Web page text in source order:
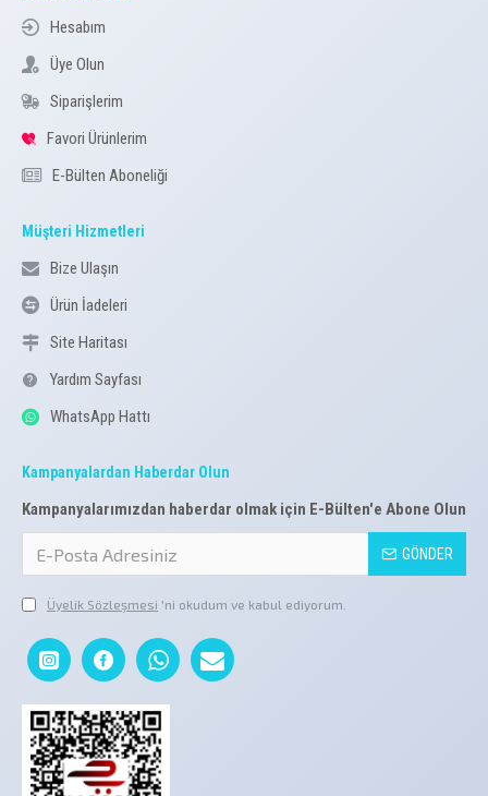
Hesabım
Üye Olun
Siparişlerim
Favori Ürünlerim
E-Bülten Aboneliği
Müşteri Hizmetleri
Bize Ulaşın
Ürün İadeleri
Site Haritası
Yardım Sayfası
WhatsApp Hattı
Kampanyalardan Haberdar Olun
Kampanyalarımızdan haberdar olmak için E-Bülten'e Abone Olun
GÖNDER
Üyelik Sözleşmesi 'ni okudum ve kabul ediyorum.